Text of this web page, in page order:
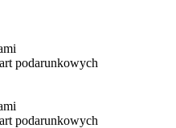
podarunkowych
podarunkowych